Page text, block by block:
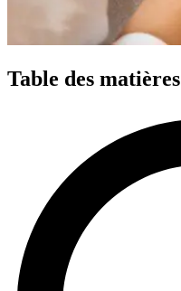
Table des matières